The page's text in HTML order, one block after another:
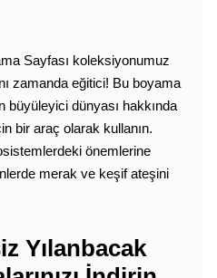
Sayfası koleksiyonumuz
zamanda eğitici! Bu boyama
büyüleyici dünyası hakkında
bir araç olarak kullanın.
önemlerine
merak ve keşif ateşini
Yılanbacak